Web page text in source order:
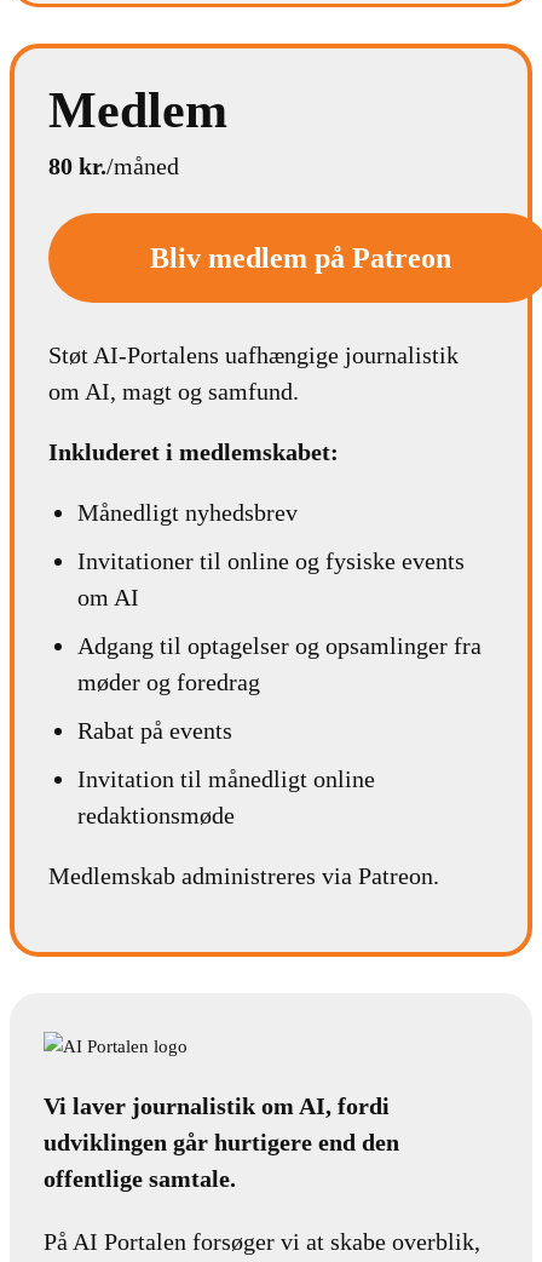
Medlem
80 kr./måned
Bliv medlem på Patreon
Støt AI-Portalens uafhængige journalistik
om AI, magt og samfund.
Inkluderet i medlemskabet:
Månedligt nyhedsbrev
Invitationer til online og fysiske events
om AI
Adgang til optagelser og opsamlinger fra
møder og foredrag
Rabat på events
Invitation til månedligt online
redaktionsmøde
Medlemskab administreres via Patreon.
Vi laver journalistik om AI, fordi
udviklingen går hurtigere end den
offentlige samtale.
På AI Portalen forsøger vi at skabe overblik,